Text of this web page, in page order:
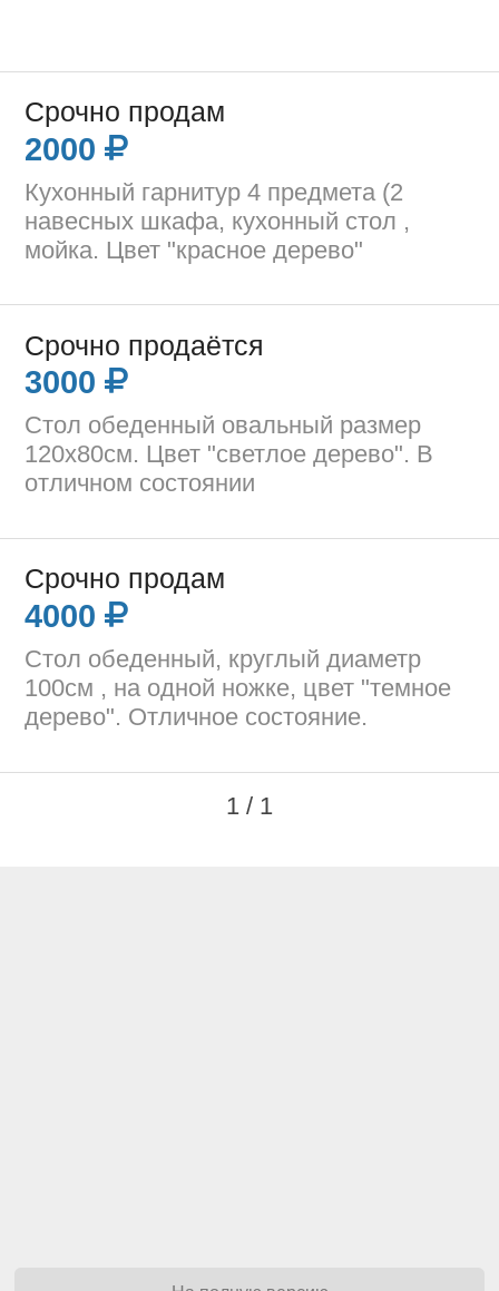
Срочно продам
2000
Кухонный гарнитур 4 предмета (2
навесных шкафа, кухонный стол ,
мойка. Цвет "красное дерево"
Срочно продаётся
3000
Стол обеденный овальный размер
120х80см. Цвет "светлое дерево". В
отличном состоянии
Срочно продам
4000
Стол обеденный, круглый диаметр
100см , на одной ножке, цвет "темное
дерево". Отличное состояние.
1 / 1